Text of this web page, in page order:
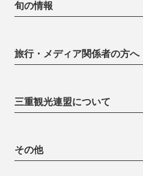
旬の情報
旅行・メディア関係者の方へ
三重観光連盟について
その他